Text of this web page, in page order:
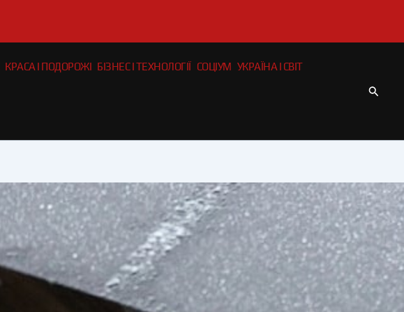
КРАСА І ПОДОРОЖІ БІЗНЕС І ТЕХНОЛОГІЇ СОЦІУМ УКРАЇНА І СВІТ